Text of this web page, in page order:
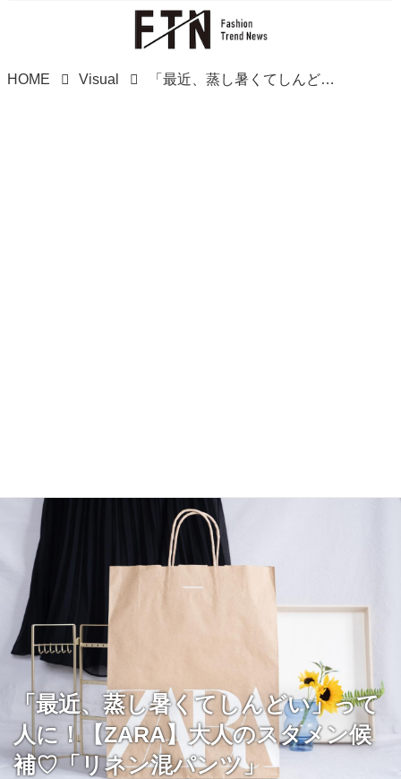
HOME Visual 「最近、蒸し暑くてしんどい」って人に！【ZARA】大人のスタメン候補♡「リネン混パンツ」
「最近、蒸し暑くてしんどい」って
人に！【ZARA】大人のスタメン候
補♡「リネン混パンツ」